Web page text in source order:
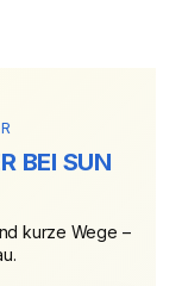
BEI SUN
kurze Wege –